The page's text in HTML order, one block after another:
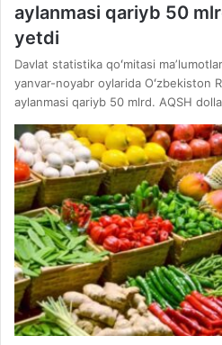
aylanmasi qariyb 50
yetdi
Davlat statistika qoʻmitasi
yanvar-noyabr oylarida Oʻzbekiston
aylanmasi qariyb 50 mlrd. AQSH